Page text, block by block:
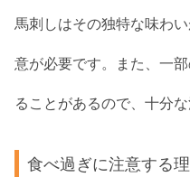
馬刺しはその独特な味わ
意が必要です。また、一
ることがあるので、十分
食べ過ぎに注意する